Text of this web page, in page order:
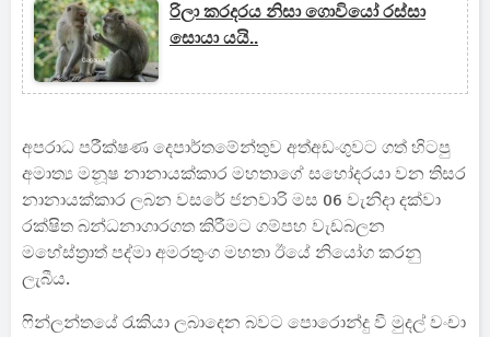
රිලා කරදරය නිසා ගොවියෝ රස්සා
සොයා යයි..
අපරාධ පරීක්ෂණ දෙපාර්තමේන්තුව අත්අඩංගුවට ගත් හිටපු
අමාත්‍ය මනූෂ නානායක්කාර මහතාගේ සහෝදරයා වන තිසර
නානායක්කාර ලබන වසරේ ජනවාරි මස 06 වැනිදා දක්වා
රක්ෂිත බන්ධනාගාරගත කිරීමට ගම්පහ වැඩබලන
මහේස්ත්‍රාත් පද්මා අමරතුංග මහතා ඊයේ නියෝග කරනු
ලැබීය.
ෆින්ලන්තයේ රැකියා ලබාදෙන බවට පොරොන්දු වී මුදල් වංචා